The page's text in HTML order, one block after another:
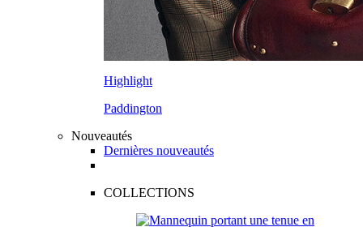
Highlight
Paddington
Nouveautés
Dernières nouveautés
COLLECTIONS